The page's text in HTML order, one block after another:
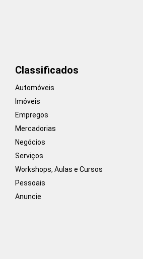
Classificados
Automóveis
Imóveis
Empregos
Mercadorias
Negócios
Serviços
Workshops, Aulas e Cursos
Pessoais
Anuncie